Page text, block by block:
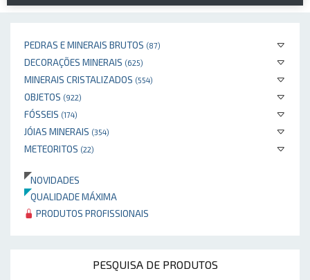
PEDRAS E MINERAIS BRUTOS (87)
DECORAÇÕES MINERAIS (625)
MINERAIS CRISTALIZADOS (554)
OBJETOS (922)
FÓSSEIS (174)
JÓIAS MINERAIS (354)
METEORITOS (22)
NOVIDADES
QUALIDADE MÁXIMA
PRODUTOS PROFISSIONAIS
PESQUISA DE PRODUTOS